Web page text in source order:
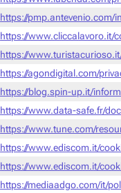
https://pmp.antevenio.com/
https://www.cliccalavoro.it/
https://
https://agondigital.com/
https://blog.spin-up.it/
https://www.data-safe.fr/
https://www.tune.com/
https://www.ediscom.it/
https://www.ediscom.it/
https://mediaadgo.com/it/